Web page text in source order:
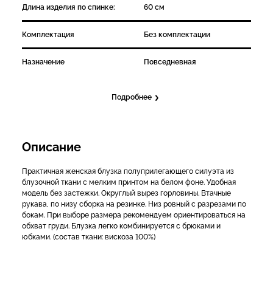
Длина изделия по спинке: 60 см
Комплектация Без комплектации
Назначение Повседневная
Подробнее
Описание
Практичная женская блузка полуприлегающего силуэта из
блузочной ткани с мелким принтом на белом фоне. Удобная
модель без застежки. Округлый вырез горловины. Втачные
рукава, по низу сборка на резинке. Низ ровный с разрезами по
бокам. При выборе размера рекомендуем ориентироваться на
обхват груди. Блузка легко комбинируется с брюками и
юбками. (состав ткани: вискоза 100%)